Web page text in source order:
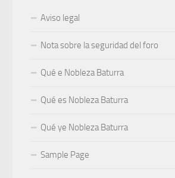
Aviso legal
Nota sobre la seguridad del foro
Qué e Nobleza Baturra
Qué es Nobleza Baturra
Qué ye Nobleza Baturra
Sample Page